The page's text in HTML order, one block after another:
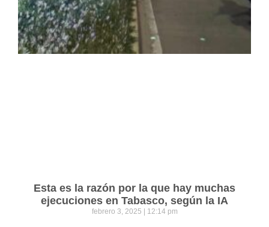
Esta es la razón por la que hay muchas
ejecuciones en Tabasco, según la IA
febrero 3, 2025 12:14 pm